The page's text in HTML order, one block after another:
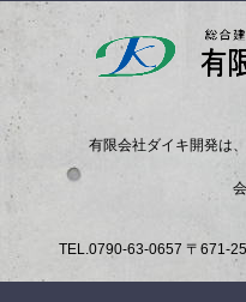
有限会社ダイキ開発は
TEL. 0790-63-0657 〒671-